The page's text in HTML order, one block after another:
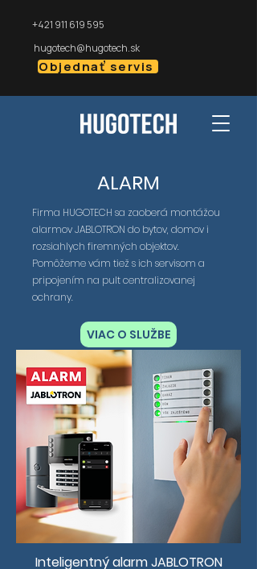
+421 911 619 595
hugotech@hugotech.sk
Objednať servis
ALARM
Firma HUGOTECH sa zaoberá montážou
alarmov JABLOTRON do bytov, domov i
rozsiahlych firemných objektov.
Pomôžeme vám tiež s ich servisom a
pripojením na pult centralizovanej
ochrany.
VIAC O SLUŽBE
Inteligentný alarm JABLOTRON